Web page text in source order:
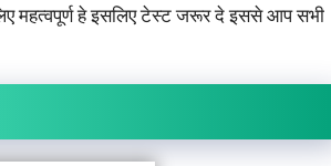
महत्वपूर्ण हे इसलिए टेस्ट जरूर दे इससे आप सभी